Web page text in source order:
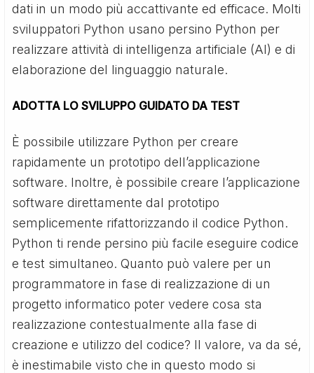
dati in un modo più accattivante ed efficace. Molti
sviluppatori Python usano persino Python per
realizzare attività di intelligenza artificiale (AI) e di
elaborazione del linguaggio naturale.
ADOTTA LO SVILUPPO GUIDATO DA TEST
È possibile utilizzare Python per creare
rapidamente un prototipo dell’applicazione
software. Inoltre, è possibile creare l’applicazione
software direttamente dal prototipo
semplicemente rifattorizzando il codice Python.
Python ti rende persino più facile eseguire codice
e test simultaneo. Quanto può valere per un
programmatore in fase di realizzazione di un
progetto informatico poter vedere cosa sta
realizzazione contestualmente alla fase di
creazione e utilizzo del codice? Il valore, va da sé,
è inestimabile visto che in questo modo si